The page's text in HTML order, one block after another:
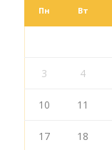
Пн Вт
3 4
10 11
17 18